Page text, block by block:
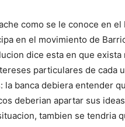
como se le conoce en
en el movimiento de
dice esta en que
particulares de cada
la banca debiera entender
deberian apartar sus
tambien se tendria